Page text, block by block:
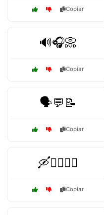
Copiar
🔊🎧📀
Copiar
🗣️💬📝
Copiar
🛶🚴‍♂️🏄‍♀️
Copiar